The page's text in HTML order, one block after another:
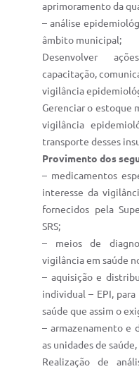
aprimoramento da
– análise
âmbito municipal;
Desenvolver
capacitação,
vigilância
Gerenciar o estoque
vigilância
transporte desses
Provimento dos
– medicamentos
interesse da
fornecidos pela
SRS;
– meios de
vigilância em saúde
– aquisição e
individual – EPI,
saúde que assim o
– armazenamento e
as unidades de
Realização de